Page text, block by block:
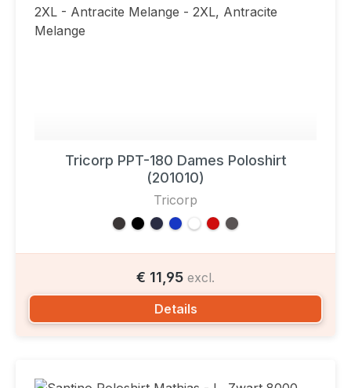
Tricorp PPT-180 Dames Poloshirt
(201010)
Tricorp
€ 11,95 excl.
Details